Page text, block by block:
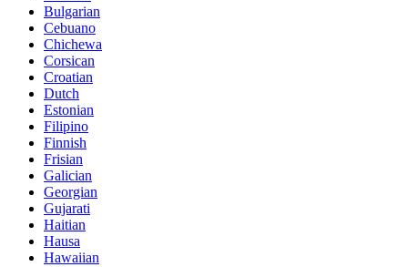
Bulgarian
Cebuano
Chichewa
Corsican
Croatian
Dutch
Estonian
Filipino
Finnish
Frisian
Galician
Georgian
Gujarati
Haitian
Hausa
Hawaiian